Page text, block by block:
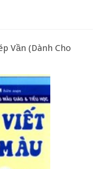
Vần (Dành Cho